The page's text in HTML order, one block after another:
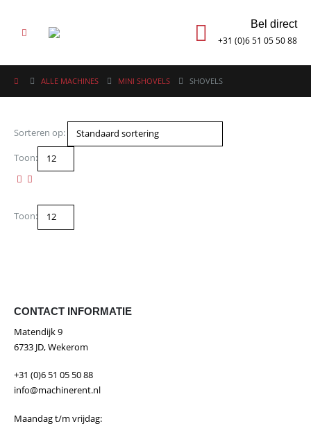
Bel direct
+31 (0)6 51 05 50 88
ALLE MACHINES MINI SHOVELS SHOVELS
Sorteren op:
Toon:
Toon:
CONTACT INFORMATIE
Matendijk 9
6733 JD, Wekerom
+31 (0)6 51 05 50 88
info@machinerent.nl
Maandag t/m vrijdag: